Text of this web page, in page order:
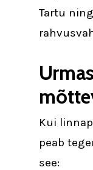
Tartu
Kui
peab
see: